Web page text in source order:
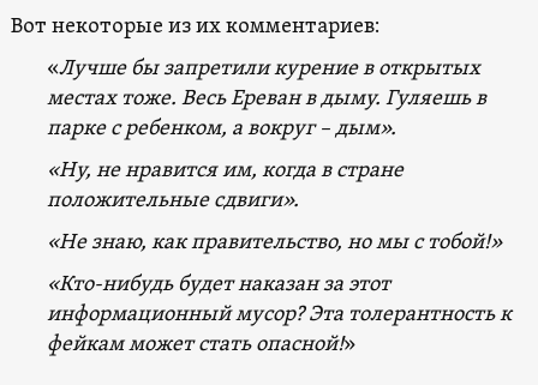
Вот некоторые из их комментариев:
«Лучше бы запретили курение в открытых
местах тоже. Весь Ереван в дыму. Гуляешь в
парке с ребенком, а вокруг – дым».
«Ну, не нравится им, когда в стране
положительные сдвиги».
«Не знаю, как правительство, но мы с тобой!»
«Кто-нибудь будет наказан за этот
информационный мусор? Эта толерантность к
фейкам может стать опасной!»